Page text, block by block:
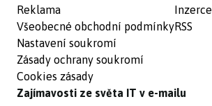
Reklama
Všeobecné obchodní podmínky
Nastavení soukromí
Zásady ochrany soukromí
Cookies zásady
Inzerce
RSS
Zajímavosti ze světa IT v e-mailu